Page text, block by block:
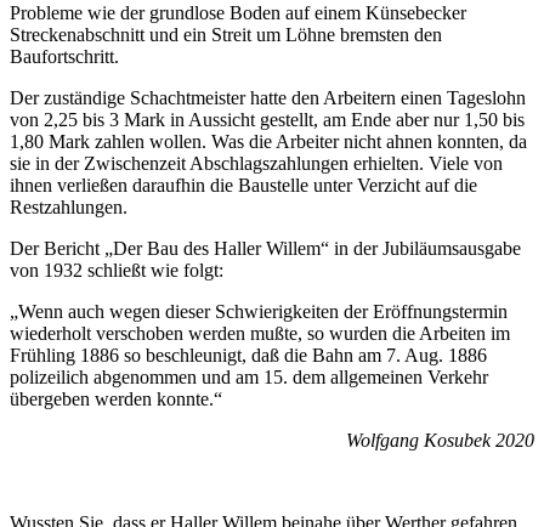
Probleme wie der grundlose Boden auf einem Künsebecker
Streckenabschnitt und ein Streit um Löhne bremsten den
Baufortschritt.
Der zuständige Schachtmeister hatte den Arbeitern einen Tageslohn
von 2,25 bis 3 Mark in Aussicht gestellt, am Ende aber nur 1,50 bis
1,80 Mark zahlen wollen. Was die Arbeiter nicht ahnen konnten, da
sie in der Zwischenzeit Abschlagszahlungen erhielten. Viele von
ihnen verließen daraufhin die Baustelle unter Verzicht auf die
Restzahlungen.
Der Bericht „Der Bau des Haller Willem“ in der Jubiläumsausgabe
von 1932 schließt wie folgt:
„Wenn auch wegen dieser Schwierigkeiten der Eröffnungstermin
wiederholt verschoben werden mußte, so wurden die Arbeiten im
Frühling 1886 so beschleunigt, daß die Bahn am 7. Aug. 1886
polizeilich abgenommen und am 15. dem allgemeinen Verkehr
übergeben werden konnte.“
Wolfgang Kosubek 2020